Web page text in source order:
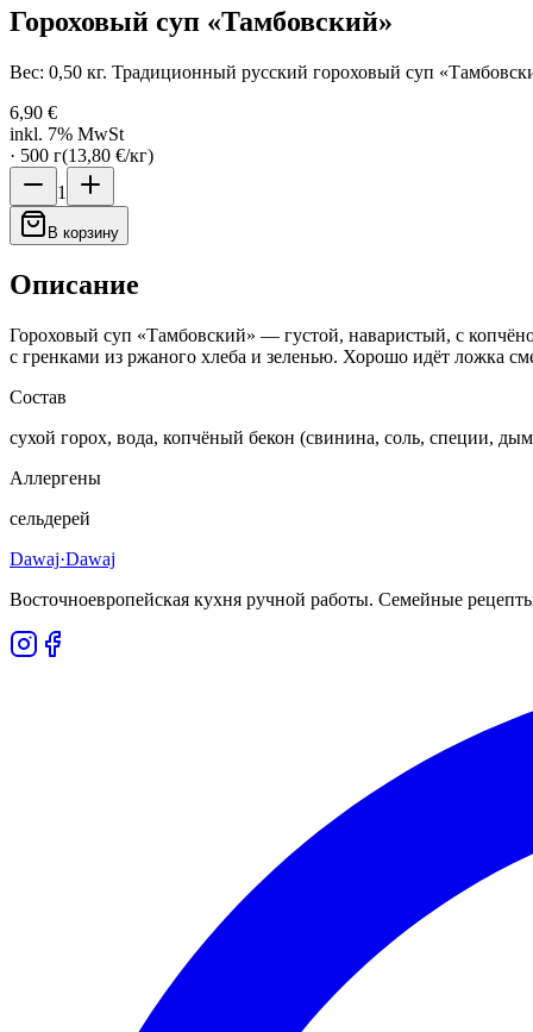
Гороховый суп «Тамбовский»
Вес: 0,50 кг. Традиционный русский гороховый суп
6,90 €
inkl. 7% MwSt
· 500 г(13,80 €/кг)
1
В корзину
Описание
Гороховый суп «Тамбовский» — густой, наваристый, с
с гренками из ржаного хлеба и зеленью. Хорошо идёт ложка
Состав
сухой горох, вода, копчёный бекон (свинина, соль, специи,
Аллергены
сельдерей
Dawaj·Dawaj
Восточноевропейская кухня ручной работы. Семейные